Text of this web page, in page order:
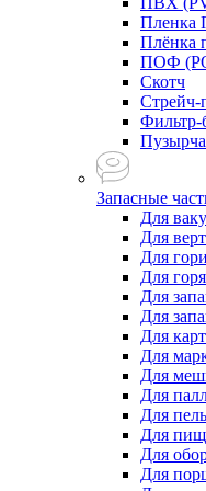
Пленка
Плёнка
ПОФ
Скотч
Стрейч-
Фильтр-
Запасные
Для
Для
Для
Для
Для
Для
Для
Для
Для
Для
Для
Для
Для
Для